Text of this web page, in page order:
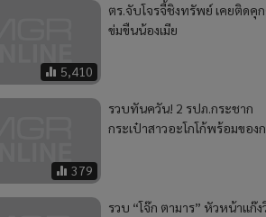
5,410
ตร.จับโจรจี้ชิงทรัพย์ เคยติดคุ
ข่มขืนน้องเมีย
379
รวบทันควัน! 2 รปภ.กระชาก
กระเป๋าสาวอะโกโก้พร้อมของ
รวบ “โจ๊ก ตามาร” หัวหน้าแก๊ง